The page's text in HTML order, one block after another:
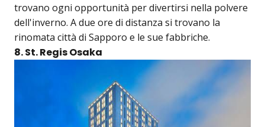
trovano ogni opportunità per divertirsi nella polvere
dell'inverno. A due ore di distanza si trovano la
rinomata città di Sapporo e le sue fabbriche.
8. St. Regis Osaka